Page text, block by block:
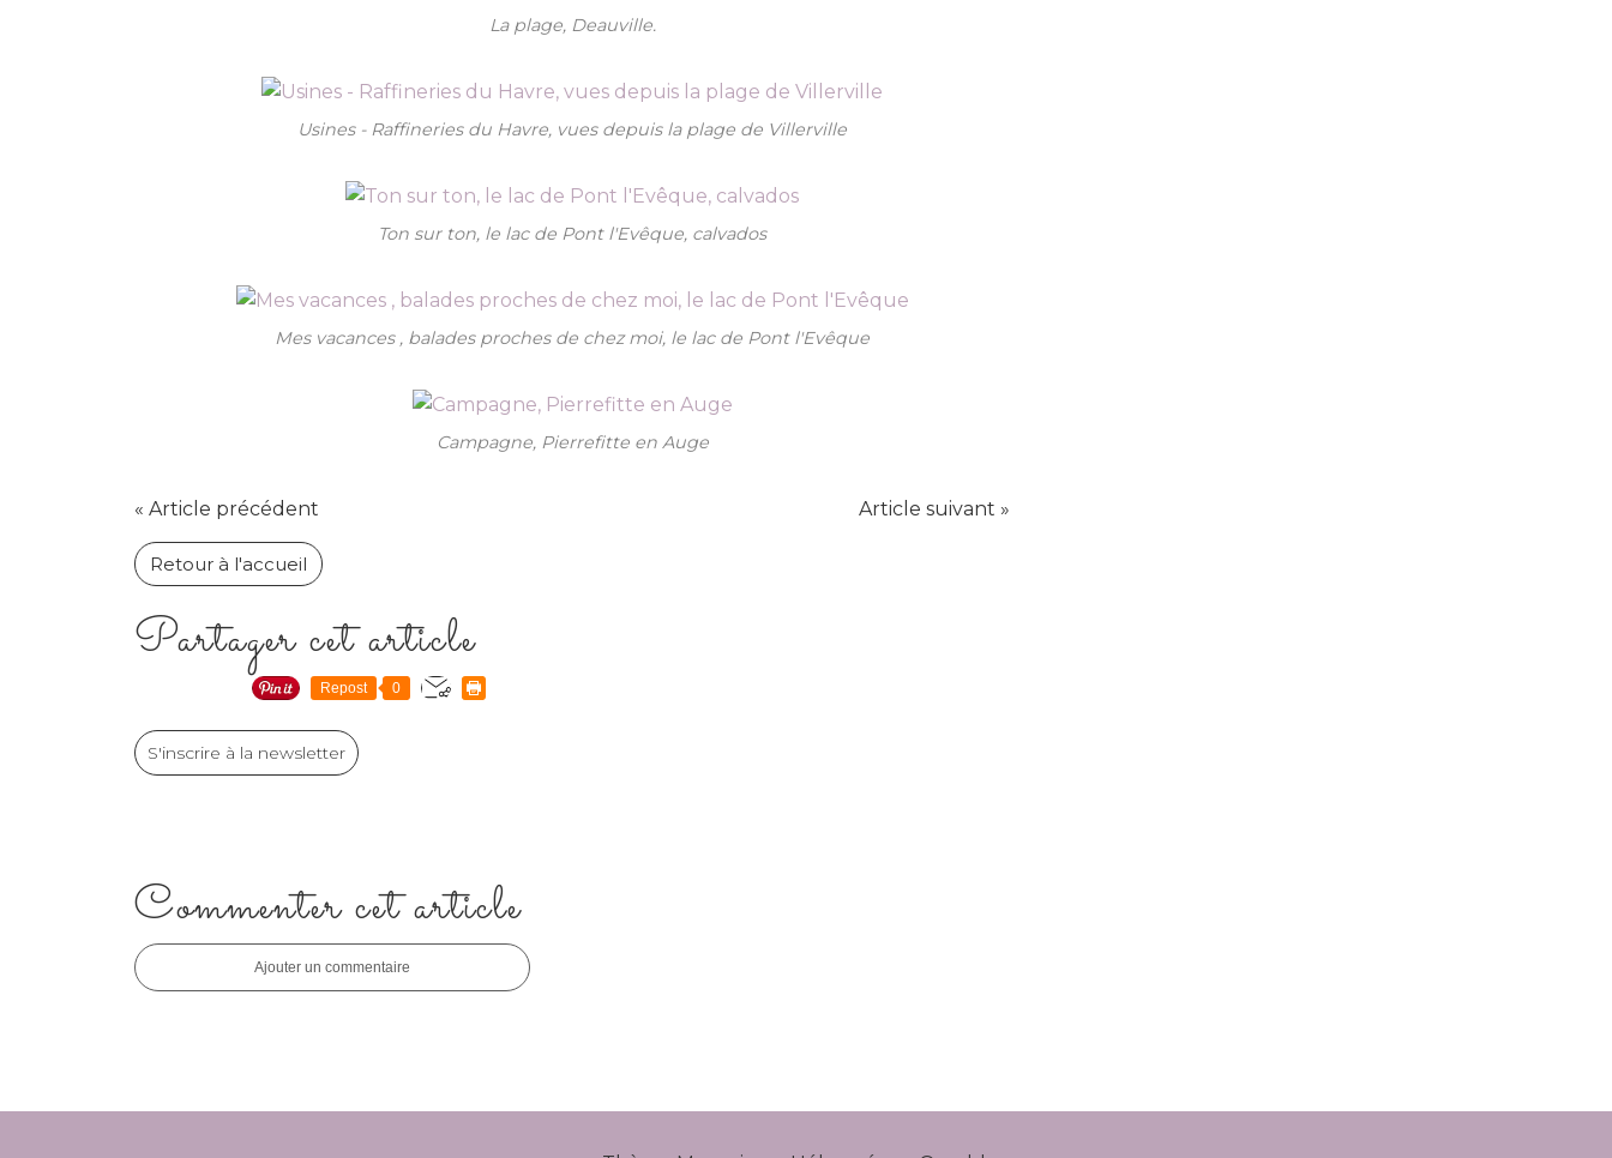
La plage, Deauville.
Usines - Raffineries du Havre, vues depuis la plage de Villerville
Ton sur ton, le lac de Pont l'Evêque, calvados
Mes vacances , balades proches de chez moi, le lac de Pont l'Evêque
Campagne, Pierrefitte en Auge
« Article précédent Article suivant »
Retour à l'accueil
Partager cet article
Repost 0
S'inscrire à la newsletter
Commenter cet article
Ajouter un commentaire